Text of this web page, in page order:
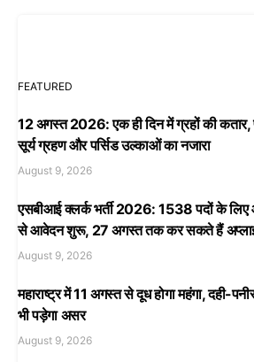
FEATURED
12 अगस्त 2026: एक ही दिन में ग्रहों की कतार,
सूर्य ग्रहण और पर्सिड उल्काओं का नजारा
August 9, 2026
एसबीआई क्लर्क भर्ती 2026: 1538 पदों के
से आवेदन शुरू, 27 अगस्त तक कर सकते हैं
August 9, 2026
महाराष्ट्र में 11 अगस्त से दूध होगा महंगा, दही-
भी पड़ेगा असर
August 9, 2026